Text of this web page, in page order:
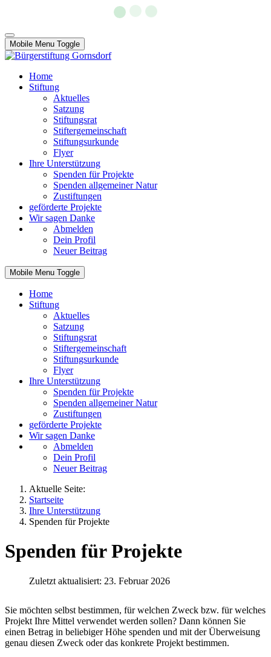
Mobile Menu Toggle
Home
Stiftung
Aktuelles
Satzung
Stiftungsrat
Stiftergemeinschaft
Stiftungsurkunde
Flyer
Ihre Unterstützung
Spenden für Projekte
Spenden allgemeiner Natur
Zustiftungen
geförderte Projekte
Wir sagen Danke
Abmelden
Dein Profil
Neuer Beitrag
Mobile Menu Toggle
Home
Stiftung
Aktuelles
Satzung
Stiftungsrat
Stiftergemeinschaft
Stiftungsurkunde
Flyer
Ihre Unterstützung
Spenden für Projekte
Spenden allgemeiner Natur
Zustiftungen
geförderte Projekte
Wir sagen Danke
Abmelden
Dein Profil
Neuer Beitrag
Aktuelle Seite:
Startseite
Ihre Unterstützung
Spenden für Projekte
Spenden für Projekte
Zuletzt aktualisiert: 23. Februar 2026
Sie möchten selbst bestimmen, für welchen Zweck bzw. für welches
Projekt Ihre Mittel verwendet werden sollen? Dann können Sie
einen Betrag in beliebiger Höhe spenden und mit der Überweisung
genau diesen Zweck oder das konkrete Projekt bestimmen.